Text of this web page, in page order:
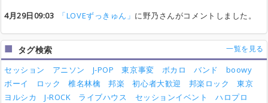
4月29日09:03
「LOVEずっきゅん」 に野乃さんがコメントしました。
タグ検索 一覧を見る
セッション アニソン J-POP 東京事変 ボカロ バンド
boowy
ボーイ
ロック 椎名林檎 邦楽 初心者大歓迎 邦楽ロック
東京
ヨルシカ
J-ROCK ライブハウス セッションイベント
ハロプロ